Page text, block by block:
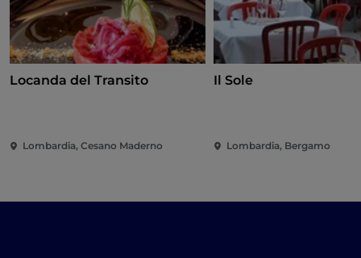
Locanda del Transito
Lombardia, Cesano Maderno
Il Sole
Lombardia, Bergamo